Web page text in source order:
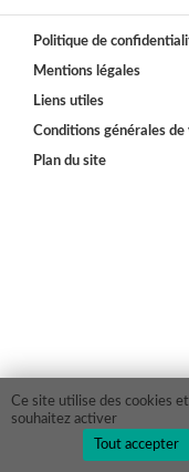
Politique de
Mentions légales
Liens utiles
Conditions générales de
Plan du site
Ce site utilise des cookies
souhaitez activer
Tout accepter